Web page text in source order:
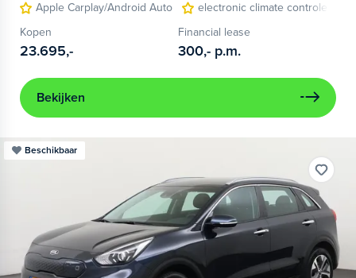
Apple Carplay/Android Auto
electronic climate controle
Kopen
23.695,-
Financial lease
300,- p.m.
Bekijken
Beschikbaar